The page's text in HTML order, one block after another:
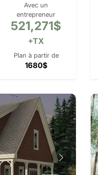
Avec un
entrepreneur
521,271$
+TX
Plan à partir de
1680$